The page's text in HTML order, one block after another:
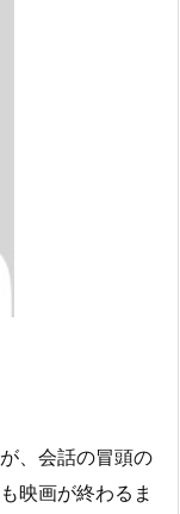
、会話の冒頭の
映画が終わるま